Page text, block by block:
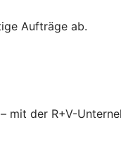
Aufträge ab.
mit der R+V-